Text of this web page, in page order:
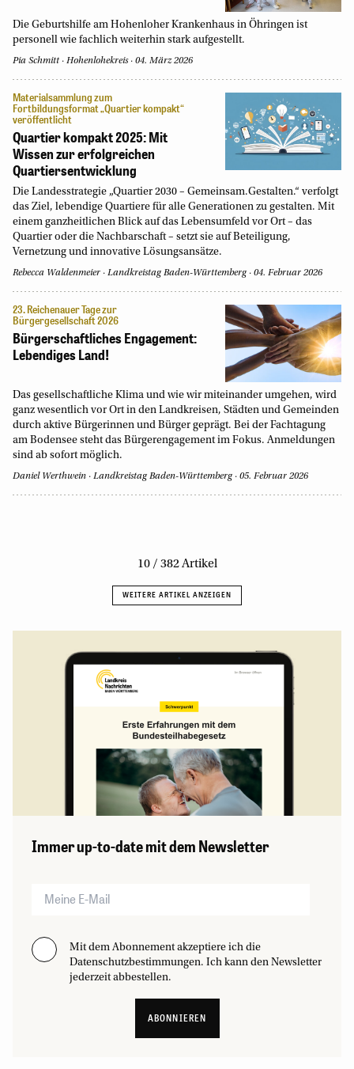
Die Geburtshilfe am Hohenloher Krankenhaus in Öhringen ist
personell wie fachlich weiterhin stark aufgestellt.
Pia Schmitt Hohenlohekreis 04. März 2026
Materialsammlung zum
Fortbildungsformat „Quartier kompakt“
veröffentlicht
Quartier kompakt 2025: Mit
Wissen zur erfolgreichen
Quartiersentwicklung
Die Landesstrategie „Quartier 2030 – Gemeinsam.Gestalten.“ verfolgt
das Ziel, lebendige Quartiere für alle Generationen zu gestalten. Mit
einem ganzheitlichen Blick auf das Lebensumfeld vor Ort – das
Quartier oder die Nachbarschaft – setzt sie auf Beteiligung,
Vernetzung und innovative Lösungsansätze.
Rebecca Waldenmeier Landkreistag Baden-Württemberg 04. Februar 2026
23. Reichenauer Tage zur
Bürgergesellschaft 2026
Bürgerschaftliches Engagement:
Lebendiges Land!
Das gesellschaftliche Klima und wie wir miteinander umgehen, wird
ganz wesentlich vor Ort in den Landkreisen, Städten und Gemeinden
durch aktive Bürgerinnen und Bürger geprägt. Bei der Fachtagung
am Bodensee steht das Bürgerengagement im Fokus. Anmeldungen
sind ab sofort möglich.
Daniel Werthwein Landkreistag Baden-Württemberg 05. Februar 2026
Immer up-to-date mit dem Newsletter
Mit dem Abonnement akzeptiere ich die
Datenschutzbestimmungen. Ich kann den Newsletter
jederzeit abbestellen.
ABONNIEREN